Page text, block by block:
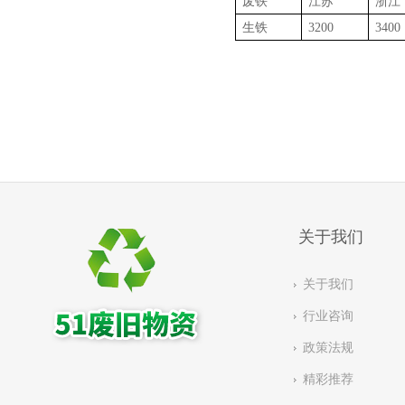
生铁
3200 3400
关于我们
关于我们
行业咨询
政策法规
精彩推荐